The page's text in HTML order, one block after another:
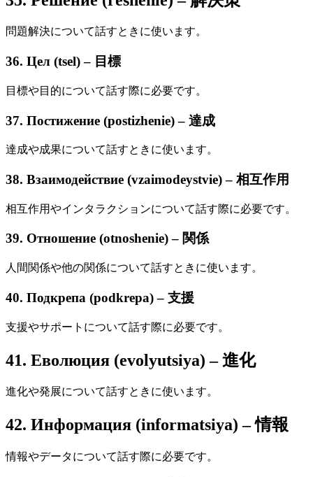
問題解決について話すときに使います。
36. Цел (tsel) – 目標
目標や目的について話す際に必要です。
37. Постижение (postizhenie) – 達成
達成や成果について話すときに使います。
38. Взаимодействие (vzaimodeystvie) – 相互作用
相互作用やインタラクションについて話す際に必要です。
39. Отношение (otnoshenie) – 関係
人間関係や他の関係について話すときに使います。
40. Подкрепа (podkrepa) – 支援
支援やサポートについて話す際に必要です。
41. Еволюция (evolyutsiya) – 進化
進化や発展について話すときに使います。
42. Информация (informatsiya) – 情報
情報やデータについて話す際に必要です。